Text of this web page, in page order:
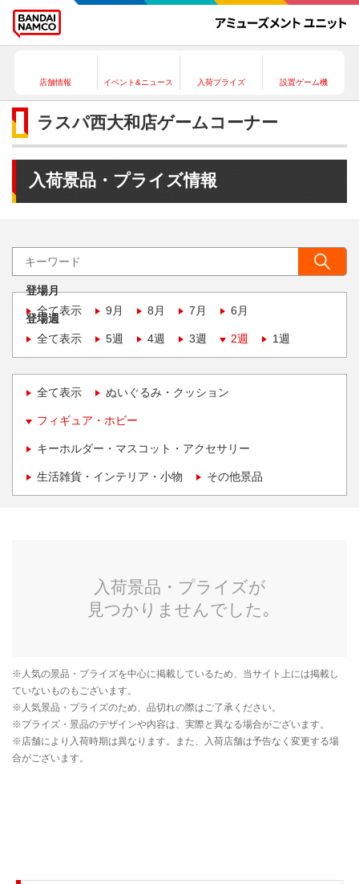
店舗情報 イベント&ニュース 入荷プライズ 設置ゲーム機
ラスパ西大和店ゲームコーナー
入荷景品・プライズ情報
登場月
全て表示
9月 8月 7月 6月
登場週
全て表示
5週 4週 3週 2週 1週
全て表示 ぬいぐるみ・クッション
フィギュア・ホビー
キーホルダー・マスコット・アクセサリー
生活雑貨・インテリア・小物 その他景品